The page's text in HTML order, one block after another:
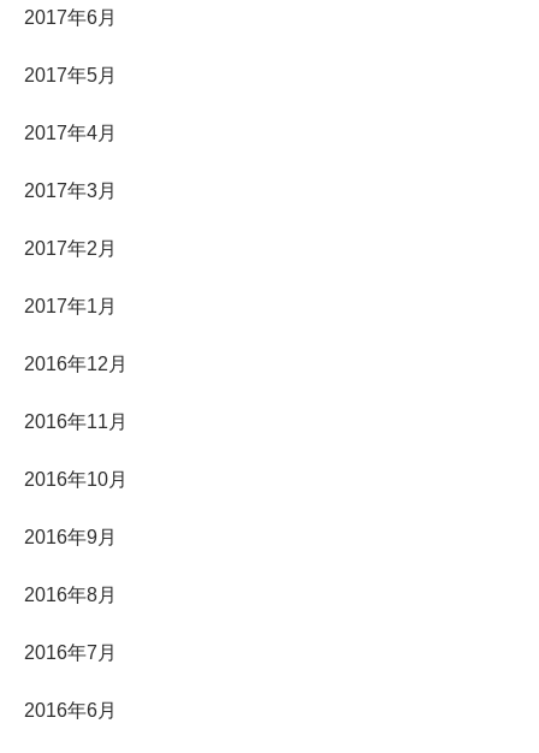
2017年6月
2017年5月
2017年4月
2017年3月
2017年2月
2017年1月
2016年12月
2016年11月
2016年10月
2016年9月
2016年8月
2016年7月
2016年6月